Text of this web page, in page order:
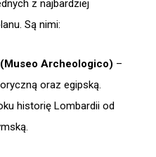
z najbardziej
Są nimi:
Archeologico) –
oraz egipską.
historię Lombardii od